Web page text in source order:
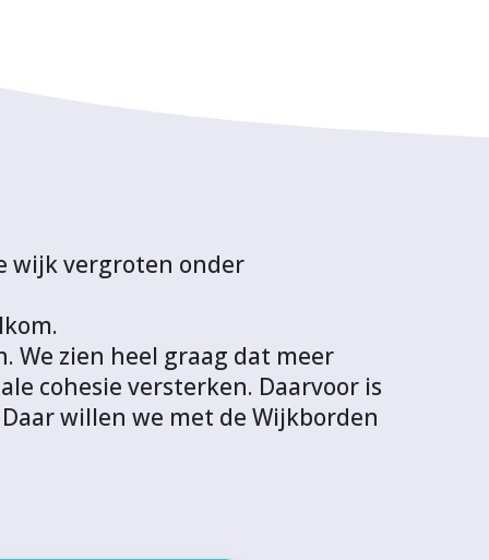
wijk vergroten onder
We zien heel graag dat meer
cohesie versterken. Daarvoor is
willen we met de Wijkborden